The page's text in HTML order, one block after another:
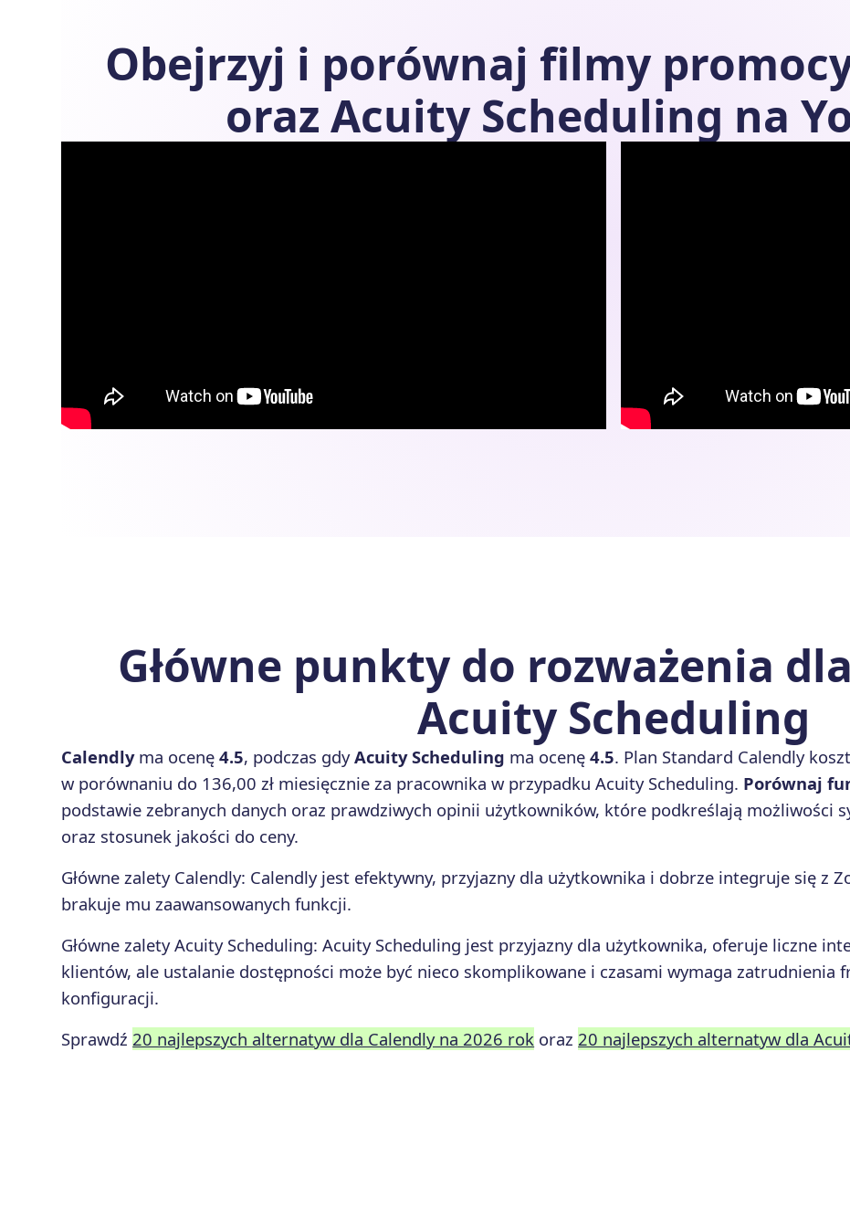
Obejrzyj i porównaj filmy
oraz Acuity Scheduling na
Główne punkty do rozważenia
Acuity Scheduling
Calendlyma ocenę4.5, podczas gdyAcuity Scheduling ma ocenę4.5. Plan Standard Calendly
w porównaniu do 136,00 zł miesięcznie za pracownika w przypadku Acuity Scheduling. Porównaj
podstawie zebranych danych oraz prawdziwych opinii użytkowników, które podkreślają możliwości
oraz stosunek jakości do ceny.
Główne zalety Calendly: Calendly jest efektywny, przyjazny dla użytkownika i dobrze integruje się z
brakuje mu zaawansowanych funkcji.
Główne zalety Acuity Scheduling: Acuity Scheduling jest przyjazny dla użytkownika, oferuje liczne
klientów, ale ustalanie dostępności może być nieco skomplikowane i czasami wymaga zatrudnienia
konfiguracji.
Sprawdź 20 najlepszych alternatyw dla Calendly na 2026 rok oraz 20 najlepszych alternatyw dla